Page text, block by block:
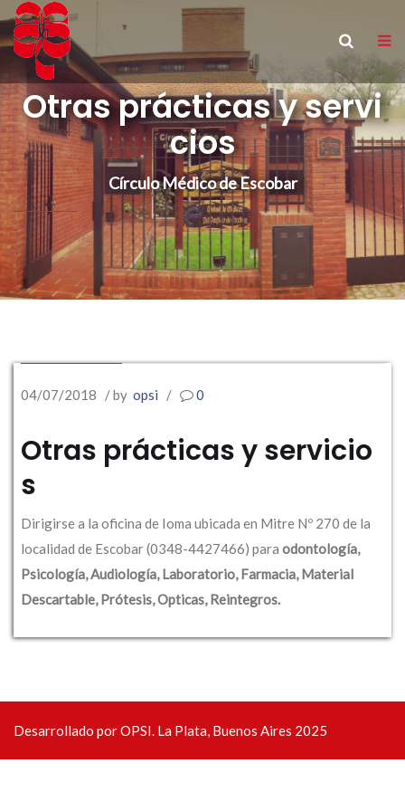
Otras prácticas y servi
cios
Círculo Médico de Escobar
04/07/2018 / by opsi / 0
Otras prácticas y servicio
s
Dirigirse a la oficina de Ioma ubicada en Mitre Nº 270 de la
localidad de Escobar (0348-4427466) paraodontología,
Psicología, Audiología, Laboratorio, Farmacia, Material
Descartable, Prótesis, Opticas, Reintegros.
Desarrollado por OPSI. La Plata, Buenos Aires 2025